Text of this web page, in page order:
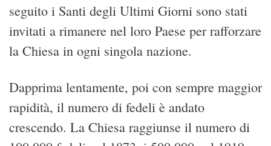
seguito i Santi degli Ultimi Giorni sono stati
invitati a rimanere nel loro Paese per rafforzare
la Chiesa in ogni singola nazione.
Dapprima lentamente, poi con sempre maggior
rapidità, il numero di fedeli è andato
crescendo. La Chiesa raggiunse il numero di